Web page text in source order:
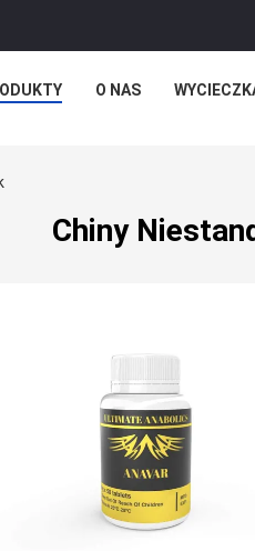
O NAS
Chiny